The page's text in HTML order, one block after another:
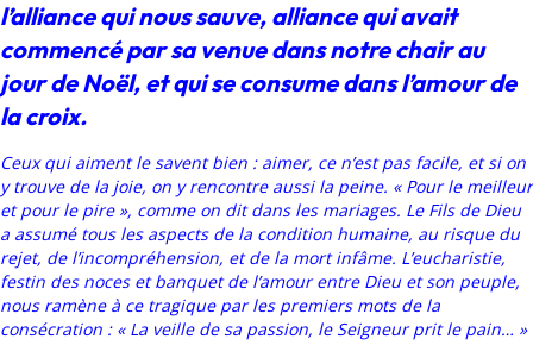
l’alliance qui nous sauve, alliance qui avait
commencé par sa venue dans notre chair au
jour de Noël, et qui se consume dans l’amour de
la croix.
Ceux qui aiment le savent bien : aimer, ce n’est pas facile, et si on
y trouve de la joie, on y rencontre aussi la peine. « Pour le meilleur
et pour le pire », comme on dit dans les mariages. Le Fils de Dieu
a assumé tous les aspects de la condition humaine, au risque du
rejet, de l’incompréhension, et de la mort infâme. L’eucharistie,
festin des noces et banquet de l’amour entre Dieu et son peuple,
nous ramène à ce tragique par les premiers mots de la
consécration : « La veille de sa passion, le Seigneur prit le pain… »